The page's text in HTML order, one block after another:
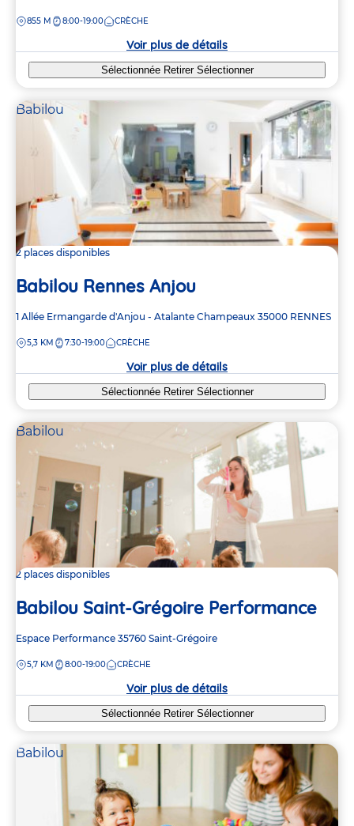
la
DISTANCE
855 M 8:00-19:00 CRÈCHE
Voir plus de détails
Sélectionnée Retirer Sélectionner
Babilou
2 places disponibles
Babilou Rennes Anjou
Adresse
la
1 Allée Ermangarde d'Anjou - Atalante Champeaux 35000 RENNES
DISTANCE
5,3 KM 7:30-19:00 CRÈCHE
Voir plus de détails
Sélectionnée Retirer Sélectionner
Babilou
2 places disponibles
Babilou Saint-Grégoire Performance
Adresse
la
Espace Performance 35760 Saint-Grégoire
DISTANCE
5,7 KM 8:00-19:00 CRÈCHE
Voir plus de détails
Sélectionnée Retirer Sélectionner
Babilou